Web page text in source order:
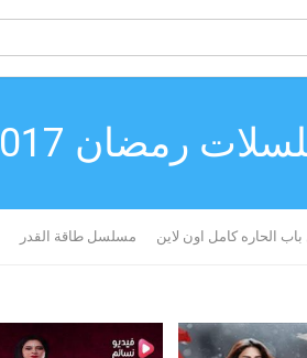
رمضان 2017
الحاره كامل اون لاين مسلسل طاقة القدر